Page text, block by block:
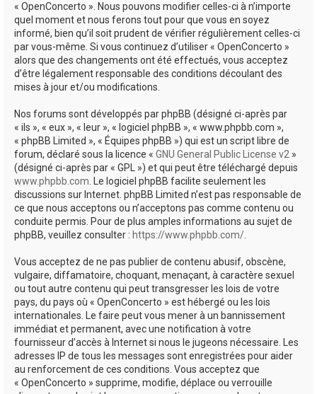
« OpenConcerto ». Nous pouvons modifier celles-ci à n’importe
quel moment et nous ferons tout pour que vous en soyez
informé, bien qu’il soit prudent de vérifier régulièrement celles-ci
par vous-même. Si vous continuez d’utiliser « OpenConcerto »
alors que des changements ont été effectués, vous acceptez
d’être légalement responsable des conditions découlant des
mises à jour et/ou modifications.
Nos forums sont développés par phpBB (désigné ci-après par
« ils », « eux », « leur », « logiciel phpBB », « www.phpbb.com »,
« phpBB Limited », « Équipes phpBB ») qui est un script libre de
forum, déclaré sous la licence « GNU General Public License v2 »
(désigné ci-après par « GPL ») et qui peut être téléchargé depuis
www.phpbb.com. Le logiciel phpBB facilite seulement les
discussions sur Internet. phpBB Limited n’est pas responsable de
ce que nous acceptons ou n’acceptons pas comme contenu ou
conduite permis. Pour de plus amples informations au sujet de
phpBB, veuillez consulter : https://www.phpbb.com/.
Vous acceptez de ne pas publier de contenu abusif, obscène,
vulgaire, diffamatoire, choquant, menaçant, à caractère sexuel
ou tout autre contenu qui peut transgresser les lois de votre
pays, du pays où « OpenConcerto » est hébergé ou les lois
internationales. Le faire peut vous mener à un bannissement
immédiat et permanent, avec une notification à votre
fournisseur d’accès à Internet si nous le jugeons nécessaire. Les
adresses IP de tous les messages sont enregistrées pour aider
au renforcement de ces conditions. Vous acceptez que
« OpenConcerto » supprime, modifie, déplace ou verrouille